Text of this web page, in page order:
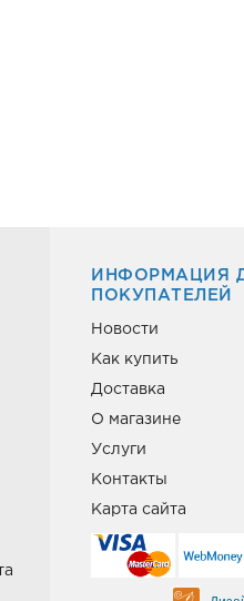
ИНФОРМАЦИЯ
ПОКУПАТЕЛЕЙ
Новости
Как купить
Доставка
О магазине
Услуги
Контакты
Карта сайта